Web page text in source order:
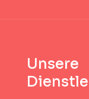
Unsere